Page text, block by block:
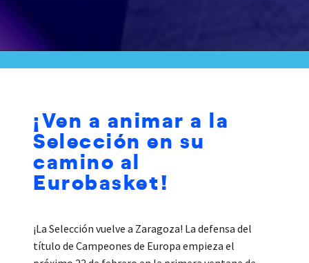
¡Ven a animar a la
Selección en su
camino al
Eurobasket!
¡La Selección vuelve a Zaragoza! La defensa del
título de Campeones de Europa empieza el